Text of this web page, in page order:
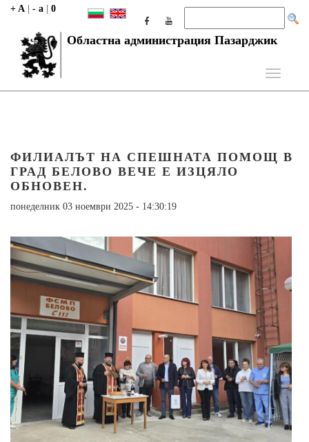
+ A - a 0
Областна администрация Пазарджик
Toggle
ФИЛИАЛЪТ НА СПЕШНАТА ПОМОЩ В
ГРАД БЕЛОВО ВЕЧЕ Е ИЗЦЯЛО
ОБНОВЕН.
понеделник 03 ноември 2025 - 14:30:19